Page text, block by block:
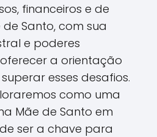
financeiros e de
Santo, com sua
e poderes
a orientação
esses desafios.
como uma
Mãe de Santo em
ser a chave para